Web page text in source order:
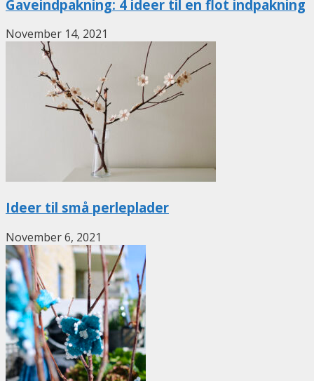
Gaveindpakning: 4 ideer til en flot indpakning
November 14, 2021
Ideer til små perleplader
November 6, 2021